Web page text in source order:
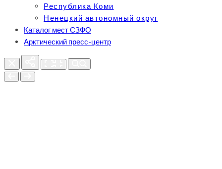
Республика Коми
Ненецкий автономный округ
Каталог мест СЗФО
Арктический пресс-центр